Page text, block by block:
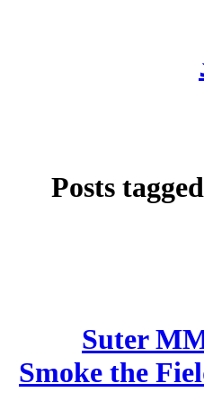
Posts
Suter
Smoke the